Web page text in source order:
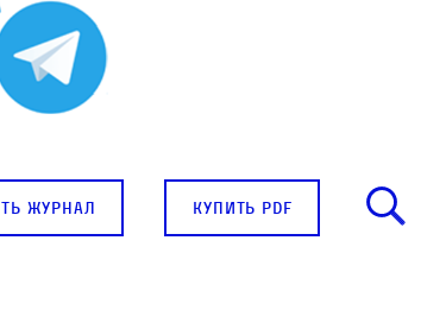
журнал купить pdf